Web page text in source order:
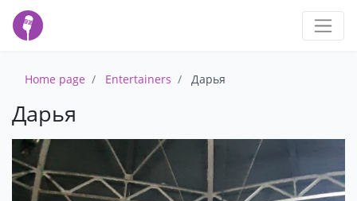
Home page Entertainers Дарья
Дарья